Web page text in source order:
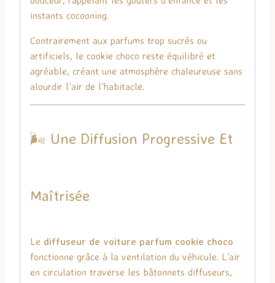
instants cocooning.
Contrairement aux parfums trop sucrés ou
artificiels, le cookie choco reste équilibré et
agréable, créant une atmosphère chaleureuse sans
alourdir l’air de l’habitacle.
🌬️ Une Diffusion Progressive Et
Maîtrisée
Le diffuseur de voiture parfum cookie choco
fonctionne grâce à la ventilation du véhicule. L’air
en circulation traverse les bâtonnets diffuseurs,